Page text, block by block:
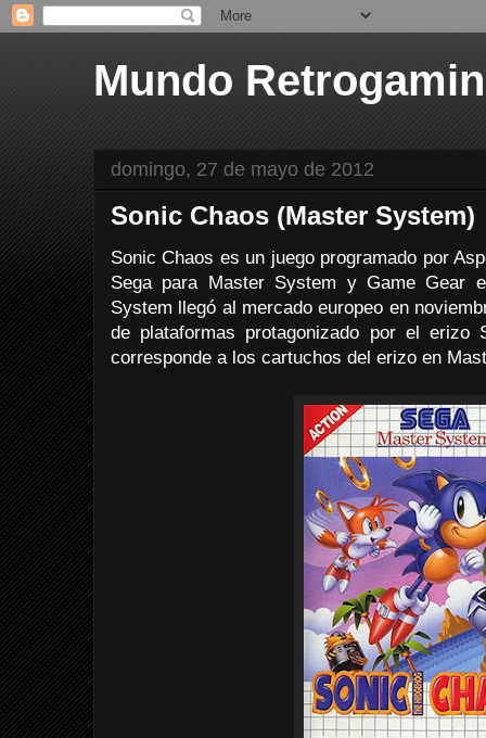
Mundo
domingo, 27 de mayo de 2012
Sonic Chaos (Master System)
Sonic Chaos es un juego programado por
Sega para Master System y Game Gear
System llegó al mercado europeo en
de plataformas protagonizado por el erizo
corresponde a los cartuchos del erizo en